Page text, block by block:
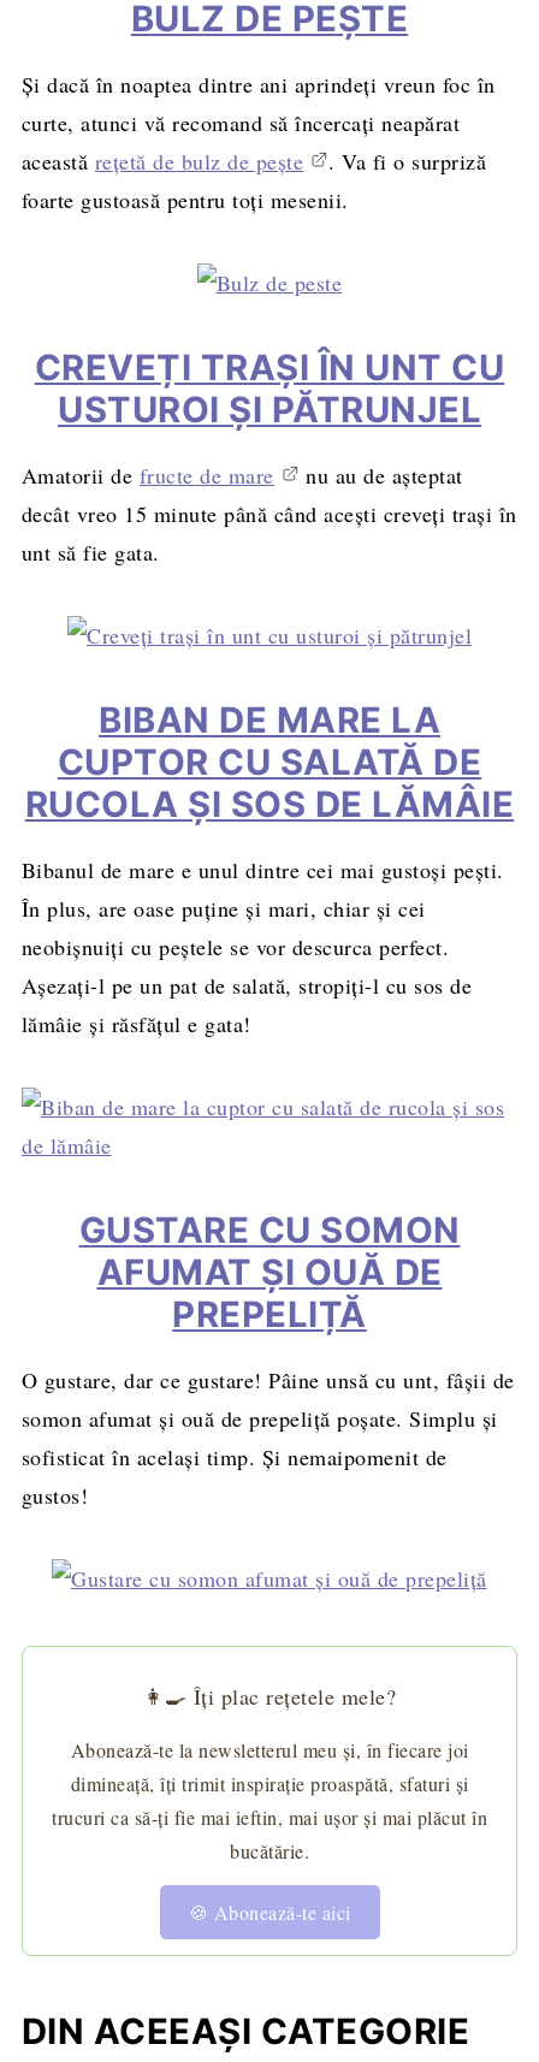
BULZ DE PEȘTE
Și dacă în noaptea dintre ani aprindeți vreun foc în
curte, atunci vă recomand să încercați neapărat
această rețetă de bulz de pește
. Va fi o surpriză
foarte gustoasă pentru toți mesenii.
CREVEȚI TRAȘI ÎN UNT CU
USTUROI ȘI PĂTRUNJEL
Amatorii de fructe de mare
nu au de așteptat
decât vreo 15 minute până când acești creveți trași în
unt să fie gata.
BIBAN DE MARE LA
CUPTOR CU SALATĂ DE
RUCOLA ȘI SOS DE LĂMÂIE
Bibanul de mare e unul dintre cei mai gustoși pești.
În plus, are oase puține și mari, chiar și cei
neobișnuiți cu peștele se vor descurca perfect.
Așezați-l pe un pat de salată, stropiți-l cu sos de
lămâie și răsfățul e gata!
GUSTARE CU SOMON
AFUMAT ȘI OUĂ DE
PREPELIȚĂ
O gustare, dar ce gustare! Pâine unsă cu unt, fâșii de
somon afumat și ouă de prepeliță poșate. Simplu și
sofisticat în același timp. Și nemaipomenit de
gustos!
👩‍🍳 Îți plac rețetele mele?
Abonează-te la newsletterul meu și, în fiecare joi
dimineață, îți trimit inspirație proaspătă, sfaturi și
trucuri ca să-ți fie mai ieftin, mai ușor și mai plăcut în
bucătărie.
🍪 Abonează-te aici
DIN ACEEAȘI CATEGORIE